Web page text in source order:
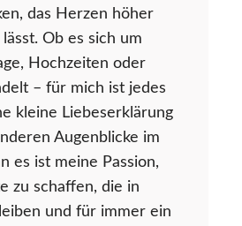
das Herzen höher
Ob es sich um
Hochzeiten oder
– für mich ist jedes
kleine Liebeserklärung
Augenblicke im
es ist meine Passion,
zu schaffen, die in
und für immer ein